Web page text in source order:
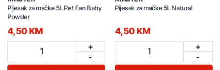
Pijesak za mačke 5L Pet Fan Baby
Powder
4,50 KM
1
+
-
Pijesak za mačke 5L Natural
4,50 KM
1
+
-